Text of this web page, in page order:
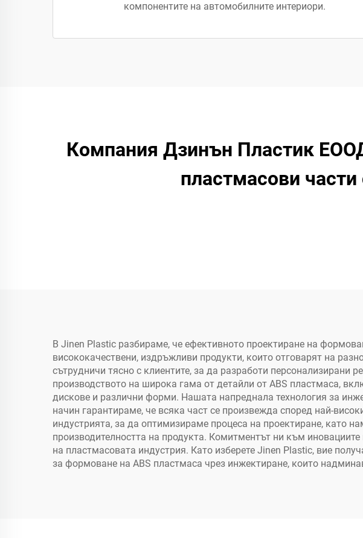
компонентите на автомобилните интериори.
Компания Дзинън Пластик
пластмасови
В Jinen Plastic разбираме, че ефективното проектиране на
висококачествени, издръжливи продукти, които отговарят на
сътрудничи тясно с клиентите, за да разработи персонализирани
производството на широка гама от детайли от ABS пластмаса,
дискове и различни форми. Нашата напреднала технология за
начин гарантираме, че всяка част се произвежда според най-
индустрията, за да оптимизираме процеса на проектиране, като
производителността на продукта. Комитментът ни към
на пластмасовата индустрия. Като изберете Jinen Plastic, вие
за формоване на ABS пластмаса чрез инжектиране, които